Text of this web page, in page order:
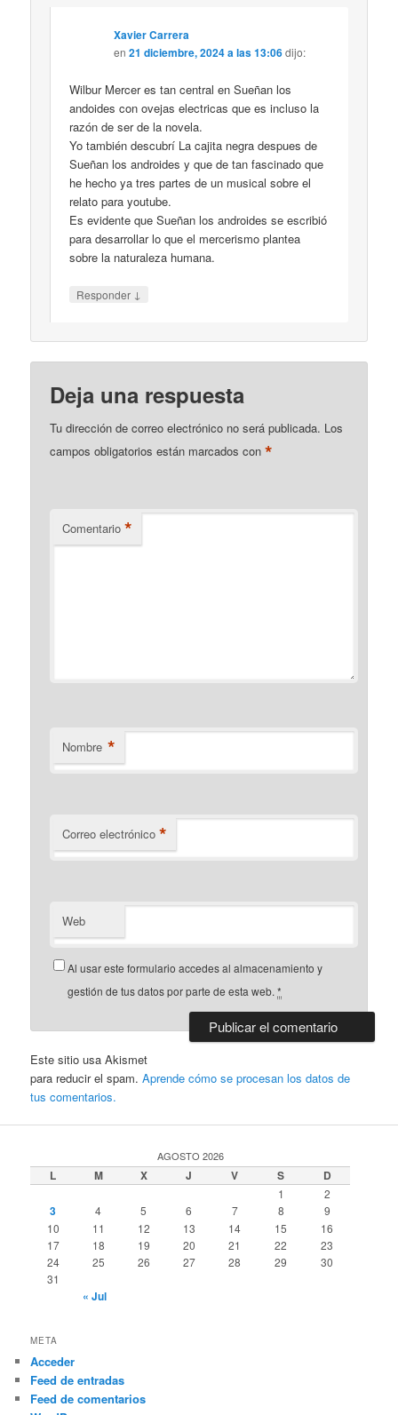
Xavier Carrera
en21 diciembre, 2024 a las 13:06dijo:
Wilbur Mercer es tan central en Sueñan los
andoides con ovejas electricas que es incluso la
razón de ser de la novela.
Yo también descubrí La cajita negra despues de
Sueñan los androides y que de tan fascinado que
he hecho ya tres partes de un musical sobre el
relato para youtube.
Es evidente que Sueñan los androides se escribió
para desarrollar lo que el mercerismo plantea
sobre la naturaleza humana.
Responder ↓
Deja una respuesta
Tu dirección de correo electrónico no será publicada. Los
campos obligatorios están marcados con*
Comentario *
Nombre *
Correo electrónico *
Web
Al usar este formulario accedes al almacenamiento y
gestión de tus datos por parte de esta web.*
Este sitio usa Akismet
para reducir el spam.Aprende cómo se procesan los datos de
tus comentarios.
AGOSTO 2026
L M X J V S D
1 2
3 4 5 6 7 8
9
10
11 12 13 14 15
16
17
18 19 20 21 22
23
24
25 26 27 28 29
30
31
« Jul
META
Acceder
Feed de entradas
Feed de comentarios